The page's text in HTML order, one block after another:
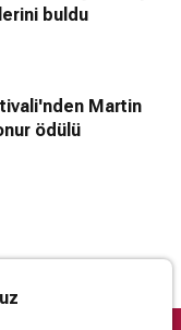
buldu
Martin
ödülü